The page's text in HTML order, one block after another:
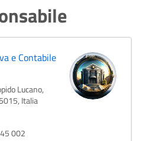
e Contabile
Lucano,
Italia
002